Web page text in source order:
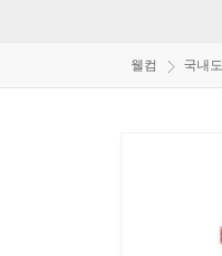
웰컴 국내